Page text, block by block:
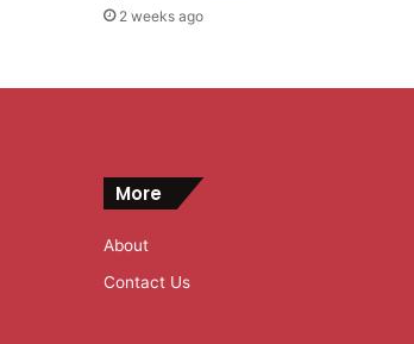
2 weeks ago
More
About
Contact Us